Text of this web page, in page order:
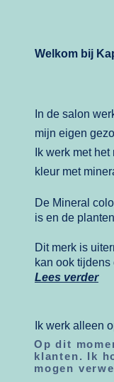
Welkom bij
In de salon
mijn eigen
Ik werk met het
kleur met
De Mineral
is en de
Dit merk is
kan ook
Lees verder
Ik werk alleen
Op dit
klanten. Ik
mogen